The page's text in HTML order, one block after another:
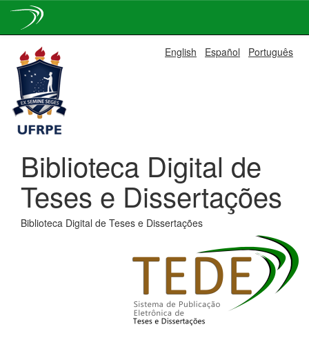
navigation
English Español Português
Biblioteca Digital de
Teses e Dissertações
Biblioteca Digital de Teses e Dissertações